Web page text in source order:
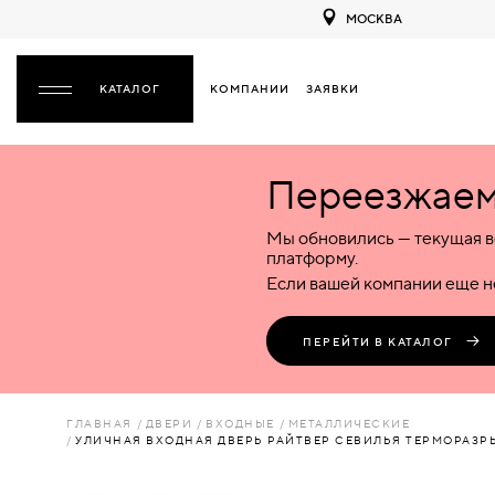
МОСКВА
КОМПАНИИ ЗАЯВКИ
НАЗАД
ПЛАСТИКОВЫЕ
ЛЮКИ
Межкомнатные
Деревянные
Пластиковые
Комбинированные
Входные
Металлические
Пластиковые
Стеклянные
Комбинированные
Специализированные
Металлические
Пластиковые
Стеклянные
Комбинированные
Мы обновились — текущая
платформу.
Если вашей компании еще
ПЕРЕЙТИ В КАТАЛОГ
ГЛАВНАЯ ДВЕРИ ВХОДНЫЕ
МЕТАЛЛИЧЕСКИЕ
УЛИЧНАЯ ВХОДНАЯ ДВЕРЬ РАЙТВЕР СЕВИЛЬЯ